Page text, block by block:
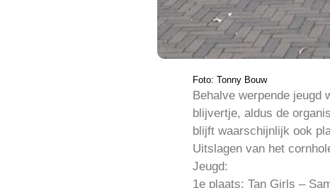
Foto: Tonny Bouw
Behalve werpende jeugd
blijvertje, aldus de
blijft waarschijnlijk ook
Uitslagen van het
Jeugd:
1e plaats: Tan Girls –